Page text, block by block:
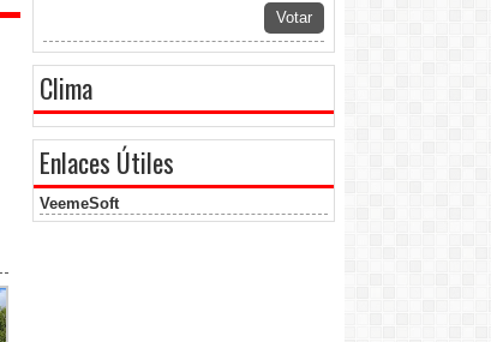
Votar
Clima
Enlaces Útiles
VeemeSoft